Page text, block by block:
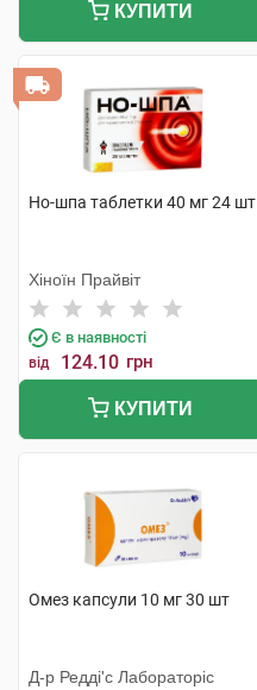
КУПИТИ
Но-шпа таблетки 40 мг 24 шт
Хіноїн Прайвіт
Є в наявності
від 124.10 грн
КУПИТИ
Омез капсули 10 мг 30 шт
Д-р Редді'с Лабораторіс